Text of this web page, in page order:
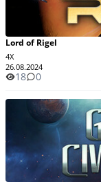
Lord of Rigel
4X
26.08.2024
18 0